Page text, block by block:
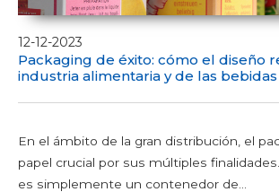
12-12-2023
Packaging de éxito: cómo el diseño
industria alimentaria y de las bebidas
En el ámbito de la gran distribución, el
papel crucial por sus múltiples
es simplemente un contenedor de...